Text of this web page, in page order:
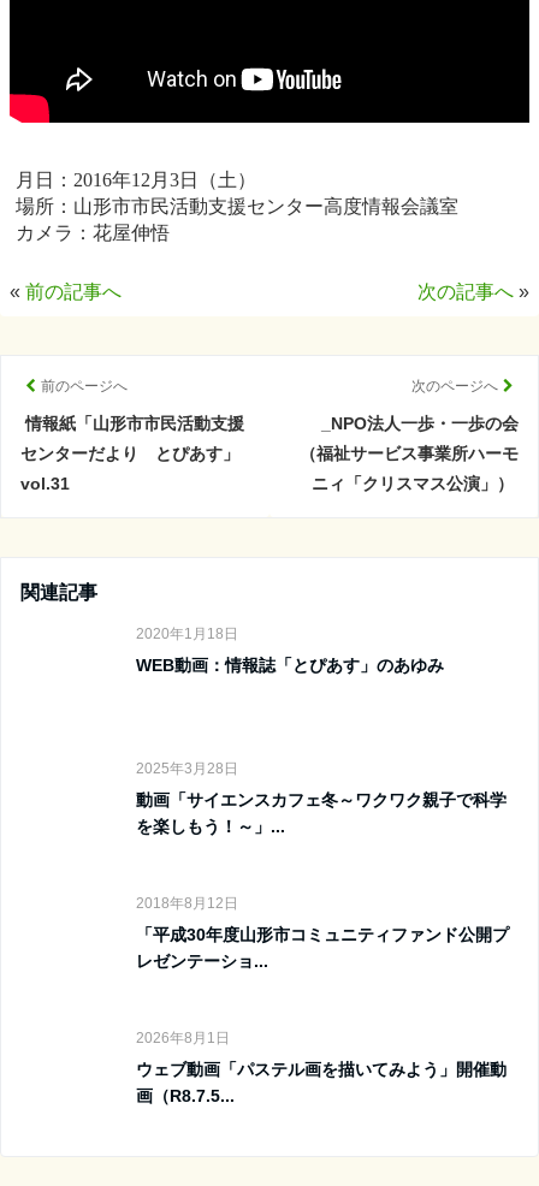
月日：2016年12月3日（土）
場所：山形市市民活動支援センター高度情報会議室
カメラ：花屋伸悟
« 前の記事へ 次の記事へ »
前のページへ
情報紙「山形市市民活動支援
センターだより とぴあす」
vol.31
次のページへ
_NPO法人一歩・一歩の会
（福祉サービス事業所ハーモ
ニィ「クリスマス公演」）
関連記事
2020年1月18日
WEB動画：情報誌「とぴあす」のあゆみ
2025年3月28日
動画「サイエンスカフェ冬～ワクワク親子で科学
を楽しもう！～」...
2018年8月12日
「平成30年度山形市コミュニティファンド公開プ
レゼンテーショ...
2026年8月1日
ウェブ動画「パステル画を描いてみよう」開催動
画（R8.7.5...